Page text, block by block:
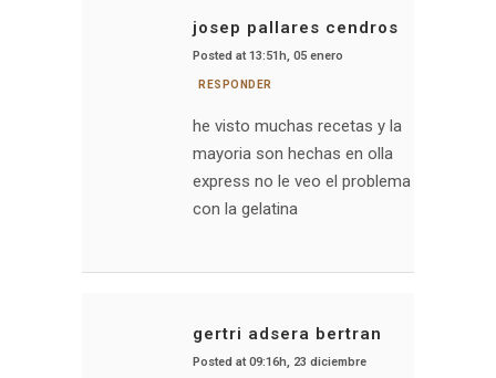
josep pallares cendros
Posted at 13:51h, 05 enero
RESPONDER
he visto muchas recetas y la
mayoria son hechas en olla
express no le veo el problema
con la gelatina
gertri adsera bertran
Posted at 09:16h, 23 diciembre